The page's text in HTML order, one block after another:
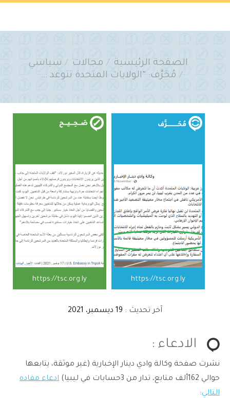
You are here:الصفحة الرئيسية مجالات
سياسي
مُحَرَّف: “الولايات المتحدة تتوعد :…
https://tsc.org.ly https://tsc.org.ly
آخر تحديث : 19 ديسمبر، 2021
الادعاء :
نشرت صفحة وكالة وادي دينار الإخبارية (غير موثقة، يتابعها
حوالي 162ألف متابع، تدار من 3حسابات في ليبيا)
ادعاء مفاده
التالي: